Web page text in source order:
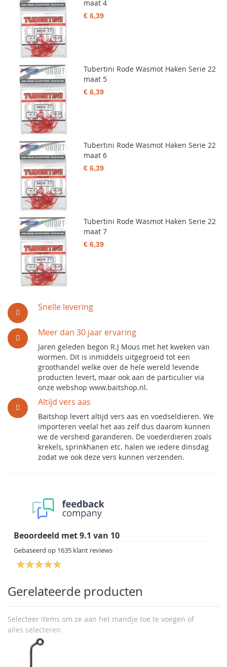
Snelle levering
Meer dan 30 jaar ervaring
Jaren geleden begon R.J Mous met het kweken van
wormen. Dit is inmiddels uitgegroeid tot een
groothandel welke over de hele wereld levende
producten levert, maar ook aan de particulier via
onze webshop www.baitshop.nl.
Altijd vers aas
Baitshop levert altijd vers aas en voedseldieren. We
importeren veelal het aas zelf dus daarom kunnen
we de versheid garanderen. De voederdieren zoals
krekels, sprinkhanen etc. halen we iedere dinsdag
zodat we ook deze vers kunnen verzenden.
Beoordeeld met9.1 van 10
Gebaseerd op 1635 klant reviews
Gerelateerde producten
Selecteer items om ze aan het mandje toe te voegen of
alles selecteren
maat 4
€ 6,39
Tubertini Rode Wasmot Haken Serie 22
maat 5
€ 6,39
Tubertini Rode Wasmot Haken Serie 22
maat 6
€ 6,39
Tubertini Rode Wasmot Haken Serie 22
maat 7
€ 6,39